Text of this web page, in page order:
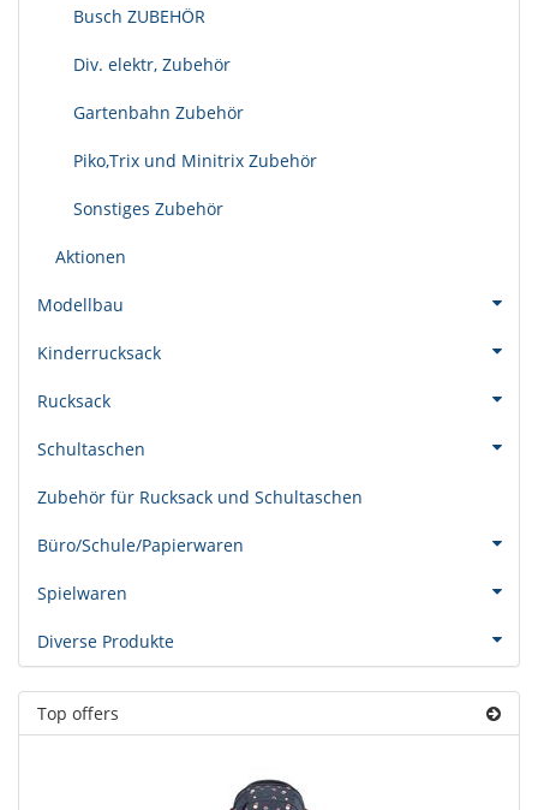
Busch ZUBEHÖR
Div. elektr, Zubehör
Gartenbahn Zubehör
Piko,Trix und Minitrix Zubehör
Sonstiges Zubehör
Aktionen
Modellbau
Kinderrucksack
Rucksack
Schultaschen
Zubehör für Rucksack und Schultaschen
Büro/Schule/Papierwaren
Spielwaren
Diverse Produkte
Top offers